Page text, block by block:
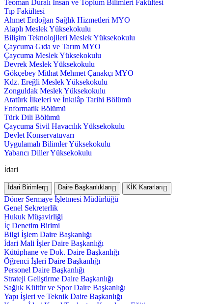
Teoman Duralı İnsan ve Toplum Bilimleri Fakültesi
Tıp Fakültesi
Ahmet Erdoğan Sağlık Hizmetleri MYO
Alaplı Meslek Yüksekokulu
Bilişim Teknolojileri Meslek Yüksekokulu
Çaycuma Gıda ve Tarım MYO
Çaycuma Meslek Yüksekokulu
Devrek Meslek Yüksekokulu
Gökçebey Mithat Mehmet Çanakçı MYO
Kdz. Ereğli Meslek Yüksekokulu
Zonguldak Meslek Yüksekokulu
Atatürk İlkeleri ve İnkılâp Tarihi Bölümü
Enformatik Bölümü
Türk Dili Bölümü
Çaycuma Sivil Havacılık Yüksekokulu
Devlet Konservatuvarı
Uygulamalı Bilimler Yüksekokulu
Yabancı Diller Yüksekokulu
İdari
İdari Birimler Daire Başkanlıkları KİK Kararları
Döner Sermaye İşletmesi Müdürlüğü
Genel Sekreterlik
Hukuk Müşavirliği
İç Denetim Birimi
Bilgi İşlem Daire Başkanlığı
İdari Mali İşler Daire Başkanlığı
Kütüphane ve Dok. Daire Başkanlığı
Öğrenci İşleri Daire Başkanlığı
Personel Daire Başkanlığı
Strateji Geliştirme Daire Başkanlığı
Sağlık Kültür ve Spor Daire Başkanlığı
Yapı İşleri ve Teknik Daire Başkanlığı